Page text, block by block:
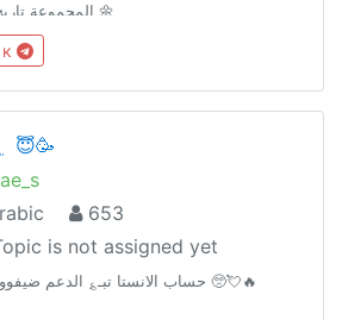
المجموعة تاريخ ٧/٧/٢٠١٧ يوم الجمعة 🌼
﮼حسابات ﮼شيطان 😇🥳
653
is not assigned yet
حساب الانستا تبـ؏ الدعم ضيفوو